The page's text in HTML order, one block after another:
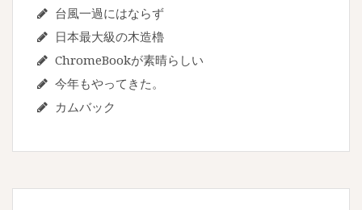
台風一過にはならず
日本最大級の木造櫓
ChromeBookが素晴らしい
今年もやってきた。
カムバック